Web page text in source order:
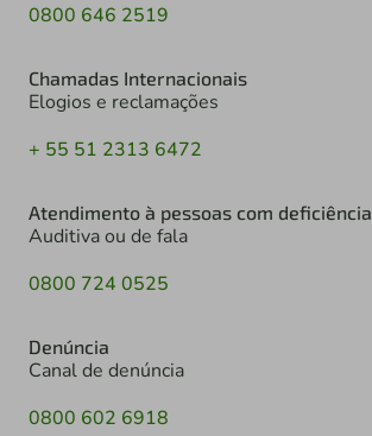
0800 646 2519
Chamadas Internacionais
Elogios e reclamações
+ 55 51 2313 6472
Atendimento à pessoas com deficiência
Auditiva ou de fala
0800 724 0525
Denúncia
Canal de denúncia
0800 602 6918